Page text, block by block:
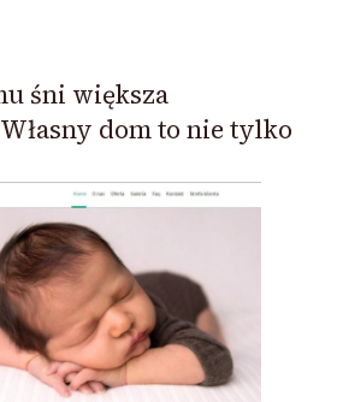
śni większa
dom to nie tylko